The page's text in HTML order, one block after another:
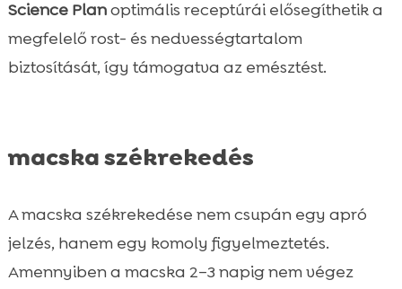
Science Planoptimális receptúrái elősegíthetik a
megfelelő rost- és nedvességtartalom
biztosítását, így támogatva az emésztést.
macska székrekedés
A macska székrekedése nem csupán egy apró
jelzés, hanem egy komoly figyelmeztetés.
Amennyiben a macska 2–3 napig nem végez